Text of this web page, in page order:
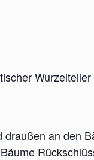
Wurzelteller
an den